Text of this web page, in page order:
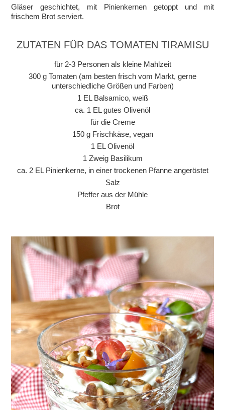
Gläser geschichtet, mit Pinienkernen getoppt und mit
frischem Brot serviert.
ZUTATEN FÜR DAS TOMATEN TIRAMISU
für 2-3 Personen als kleine Mahlzeit
300 g Tomaten (am besten frisch vom Markt, gerne
unterschiedliche Größen und Farben)
1 EL Balsamico, weiß
ca. 1 EL gutes Olivenöl
für die Creme
150 g Frischkäse, vegan
1 EL Olivenöl
1 Zweig Basilikum
ca. 2 EL Pinienkerne, in einer trockenen Pfanne angeröstet
Salz
Pfeffer aus der Mühle
Brot